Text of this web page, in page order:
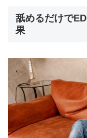
舐めるだけで
果